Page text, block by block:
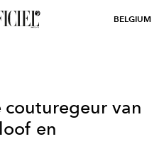
BELGIUM
couturegeur van
en